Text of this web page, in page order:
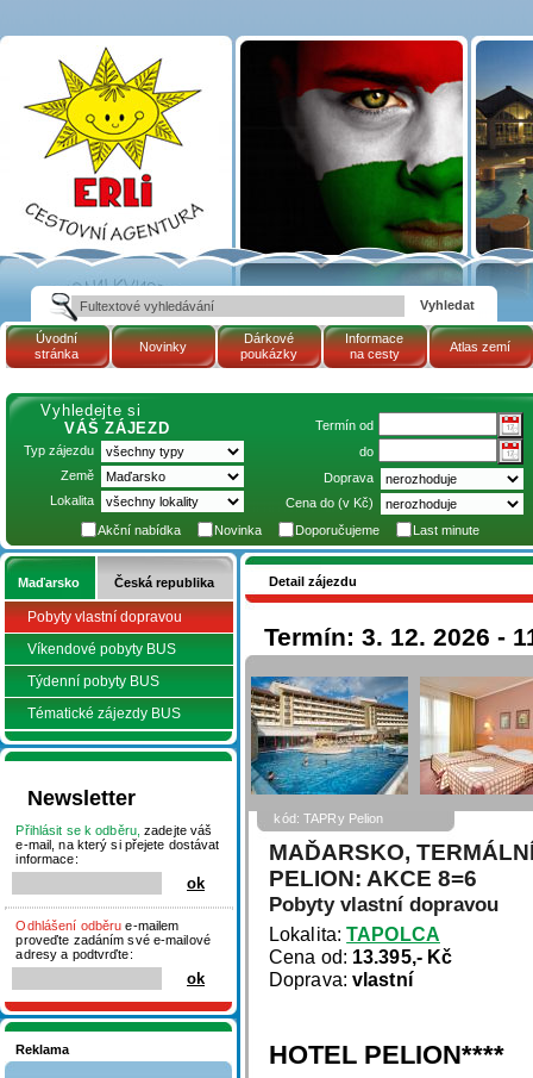
Termín 3.12.2026 -
11.12.2026
(Maďarsko, termální
lázně TAPOLCA -
hotel PELION: AKCE
8=6) | Cestovní
kancelář ERLI zájezdy
Maďarsko, dovolená v
Maďarsku, pobyty,
termály
Úvodní
stránka
Novinky
Dárkové
poukázky
Informace
na cesty
Atlas zemí
Vyhledejte si
VÁŠ ZÁJEZD
Typ zájezdu
Země
Lokalita
Termín od
do
Doprava
Cena do (v Kč)
Akční nabídka
Novinka Doporučujeme Last minute
Maďarsko Česká republika
Pobyty vlastní dopravou
Víkendové pobyty BUS
Týdenní pobyty BUS
Tématické zájezdy BUS
Newsletter
Přihlásit se k odběru, zadejte váš
e-mail, na který si přejete dostávat
informace:
Odhlášení odběru e-mailem
proveďte zadáním své e-mailové
adresy a podtvrďte:
Reklama
Detail zájezdu
Termín: 3. 12. 2026 -
kód: TAPRy Pelion
MAĎARSKO,
PELION: AKCE 8=6
Pobyty vlastní dopravou
Lokalita:TAPOLCA
Cena od: 13.395,- Kč
Doprava:vlastní
HOTEL PELION****